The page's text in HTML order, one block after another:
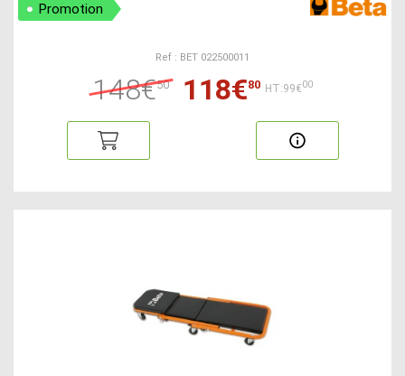
Promotion
Ref : BET 022500011
148€50 118€80 HT:99€00